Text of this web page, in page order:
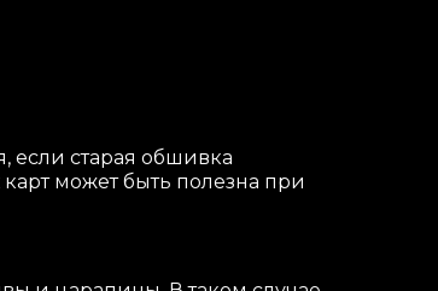
если старая обшивка
может быть полезна при